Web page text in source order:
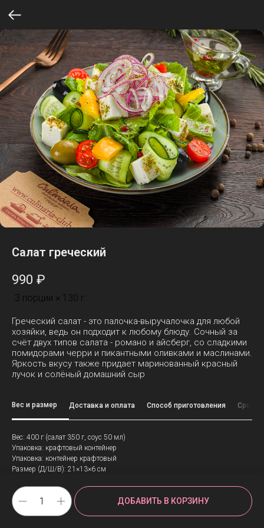
Салат греческий
990 ₽
3 порции × 130 г
ДОБАВИТЬ В КОРЗИНУ
Греческий салат - это палочка-выручалочка для любой
хозяйки, ведь он подходит к любому блюду. Сочный за
счёт двух типов салата - романо и айсберг, со сладкими
помидорами черри и пикантными оливками и маслинами.
Яркость вкусу также придает маринованный красный
лучок и солёный домашний сыр
Вес и размер Доставка и оплата Способ приготовления Срок
Вес: 400 г (салат 350 г, соус 50 мл)
Упаковка: крафтовый контейнер
Упаковка: контейнер крафтовый
Размер (Д/Ш/В): 21×13×6 см